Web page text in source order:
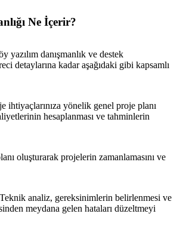
Ne İçerir?
yazılım danışmanlık ve destek
detaylarına kadar aşağıdaki gibi kapsamlı
ihtiyaçlarınıza yönelik genel proje planı
hesaplanması ve tahminlerin
oluşturarak projelerin zamanlamasını ve
Teknik analiz, gereksinimlerin belirlenmesi ve
meydana gelen hataları düzeltmeyi